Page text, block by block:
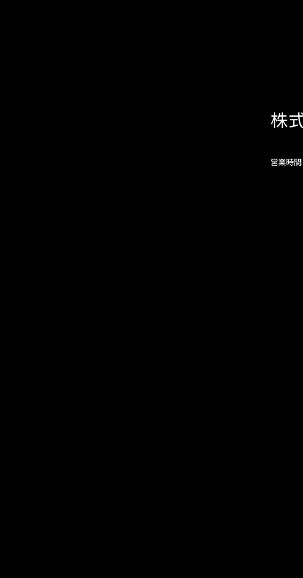
株
営業時